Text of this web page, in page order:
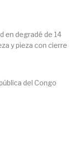
en degradé de 14
y pieza con cierre
del Congo